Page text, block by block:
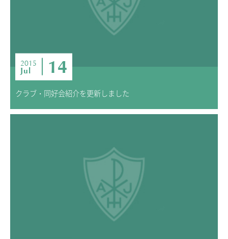
2015
Jul 14
クラブ・同好会紹介を更新しました